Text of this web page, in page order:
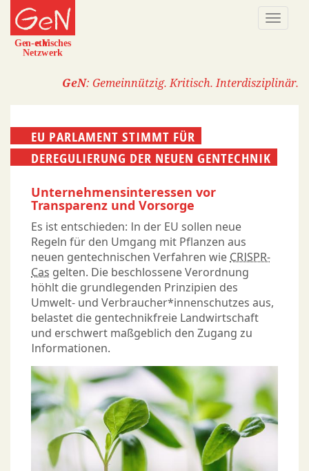
Direkt
zum
Inhalt
GeN: Gemeinnützig. Kritisch. Interdisziplinär.
EU PARLAMENT STIMMT FÜR
DEREGULIERUNG DER NEUEN GENTECHNIK
Unternehmensinteressen vor
Transparenz und Vorsorge
Es ist entschieden: In der EU sollen neue
Regeln für den Umgang mit Pflanzen aus
neuen gentechnischen Verfahren wie CRISPR-
Cas gelten. Die beschlossene Verordnung
höhlt die grundlegenden Prinzipien des
Umwelt- und Verbraucher*innenschutzes aus,
belastet die gentechnikfreie Landwirtschaft
und erschwert maßgeblich den Zugang zu
Informationen.